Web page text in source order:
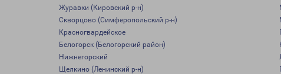
Журавки (Кировский р-н)
Скворцово (Симферопольский р-н)
Красногвардейское
Белогорск (Белогорский район)
Нижнегорский
Щелкино (Ленинский р-н)